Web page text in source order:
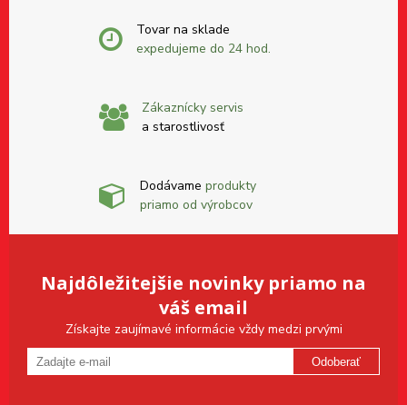
Tovar na sklade
expedujeme do 24 hod.
Zákaznícky servis
a starostlivosť
Dodávame produkty
priamo od výrobcov
Najdôležitejšie novinky priamo na
váš email
Získajte zaujímavé informácie vždy medzi prvými
Odoberať